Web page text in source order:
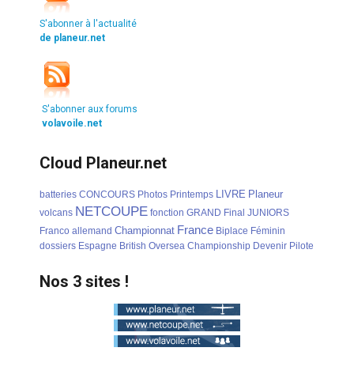
S'abonner à l'actualité
de planeur.net
S'abonner aux forums
volavoile.net
Cloud Planeur.net
batteries CONCOURS Photos Printemps LIVRE Planeur
volcans NETCOUPE fonction GRAND Final JUNIORS
Franco allemand Championnat France Biplace Féminin
dossiers Espagne British Oversea Championship Devenir Pilote
Nos 3 sites !